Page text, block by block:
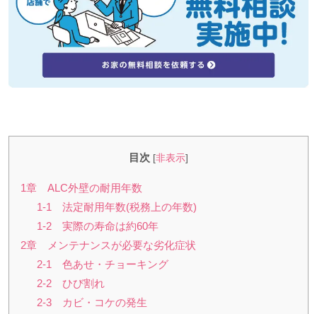
目次 [非表示]
1章 ALC外壁の耐用年数
1-1 法定耐用年数(税務上の年数)
1-2 実際の寿命は約60年
2章 メンテナンスが必要な劣化症状
2-1 色あせ・チョーキング
2-2 ひび割れ
2-3 カビ・コケの発生